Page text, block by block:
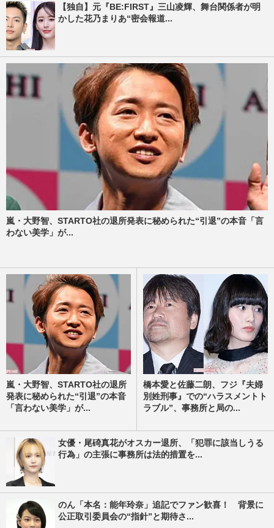
【独自】元『BE:FIRST』三山凌輝、舞台関係者が明
かした花乃まりあ“密会報道...
嵐・大野智、STARTO社の退所発表に秘められた“引退”の本音「言
わない美学」が...
嵐・大野智、STARTO社の退所
発表に秘められた“引退”の本音
「言わない美学」が...
橋本愛と佐藤二朗、フジ『夫婦
別姓刑事』での“ハラスメントト
ラブル”、事務所と局の...
女優・尾碕真花がオスカー退所、「犯罪に該当しうる
行為」の主張に事務所は法的措置を...
のん「本名：能年玲奈」追記でファン歓喜！ 背景に
公正取引委員会の“指針”と期待さ...